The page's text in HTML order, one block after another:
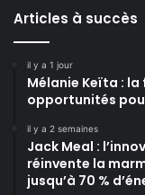
Articles à succès
il y a 1 jour
Mélanie Keïta :
opportunités
il y a 2 semaines
Jack Meal :
réinvente la
jusqu’à 70 %